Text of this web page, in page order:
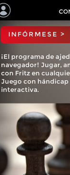
INFÓRMESE >
¡El programa de
navegador! Jugar,
con Fritz en
Juego con hándicap
interactiva.